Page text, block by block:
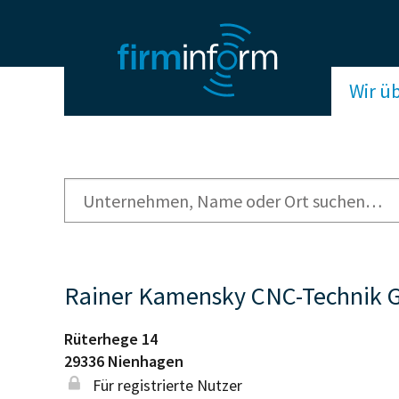
Wir
Rainer Kamensky CNC-Technik
Rüterhege 14
29336 Nienhagen
Für registrierte Nutzer